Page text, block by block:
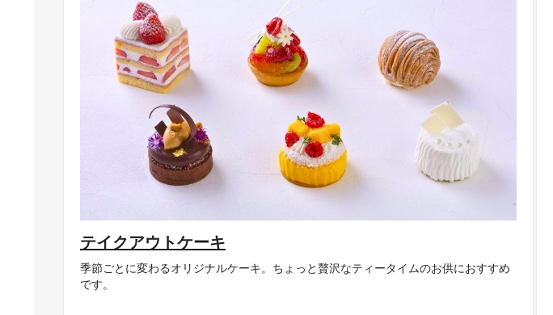
テイクアウトケーキ
季節ごとに変わるオリジナルケーキ。ちょっと贅沢なティータイムのお供におすすめ
です。